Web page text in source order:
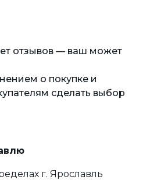
отзывов — ваш может
о покупке и
сделать выбор
г. Ярославль